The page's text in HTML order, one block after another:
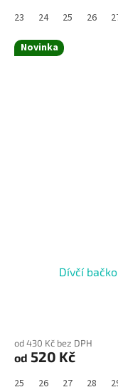
23 24 25 26
Novinka
Dívčí
od 430 Kč bez DPH
od 520 Kč
25 26 27 28